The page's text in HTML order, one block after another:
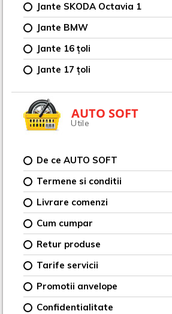
Jante SKODA Octavia 1
Jante BMW
Jante 16 țoli
Jante 17 țoli
AUTO SOFT
Utile
De ce AUTO SOFT
Termene si conditii
Livrare comenzi
Cum cumpar
Retur produse
Tarife servicii
Promotii anvelope
Confidentialitate